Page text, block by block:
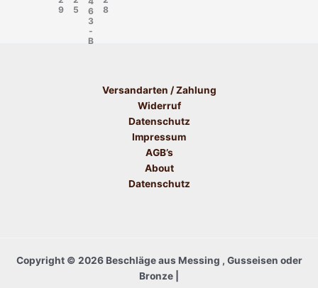
9
5
6
3
-
B
8
Versandarten / Zahlung
Widerruf
Datenschutz
Impressum
AGB’s
About
Datenschutz
Copyright © 2026 Beschläge aus Messing , Gusseisen oder
Bronze |